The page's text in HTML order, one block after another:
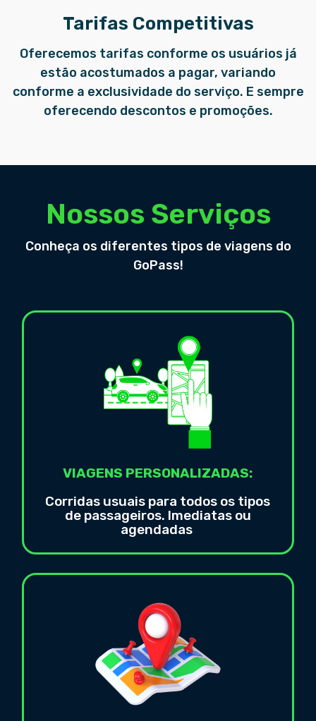
Tarifas Competitivas
Oferecemos tarifas conforme os usuários já
estão acostumados a pagar, variando
conforme a exclusividade do serviço. E sempre
oferecendo descontos e promoções.
Nossos Serviços
Conheça os diferentes tipos de viagens do
GoPass!
VIAGENS PERSONALIZADAS:
Corridas usuais para todos os tipos
de passageiros. Imediatas ou
agendadas